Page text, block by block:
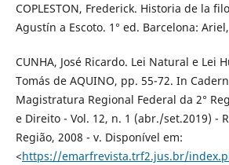
COPLESTON, Frederick. Historia de la
Agustín a Escoto. 1° ed. Barcelona:
CUNHA, José Ricardo. Lei Natural e Lei
Tomás de AQUINO, pp. 55-72. In
Magistratura Regional Federal da 2°
e Direito - Vol. 12, n. 1 (abr./set.2019) -
Região, 2008 - v. Disponível em:
<https://emarfrevista.trf2.jus.br/